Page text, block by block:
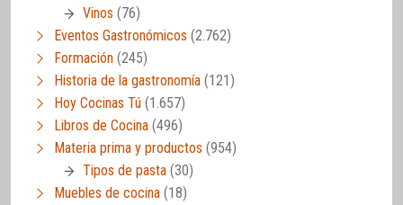
Vinos (76)
Eventos Gastronómicos (2.762)
Formación (245)
Historia de la gastronomía (121)
Hoy Cocinas Tú (1.657)
Libros de Cocina (496)
Materia prima y productos (954)
Tipos de pasta (30)
Muebles de cocina (18)